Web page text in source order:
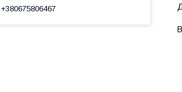
+380675806467